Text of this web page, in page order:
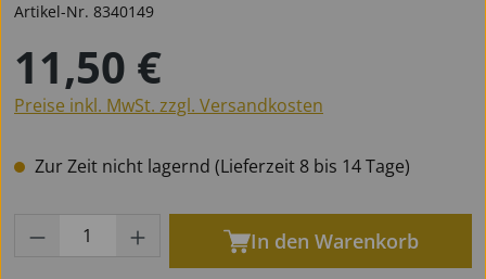
Artikel-Nr. 8340149
Regulärer Preis:
11,50 €
Preise inkl. MwSt. zzgl. Versandkosten
Zur Zeit nicht lagernd (Lieferzeit 8 bis 14 Tage)
Produkt Anzahl: Gib den gewünschten
In den Warenkorb